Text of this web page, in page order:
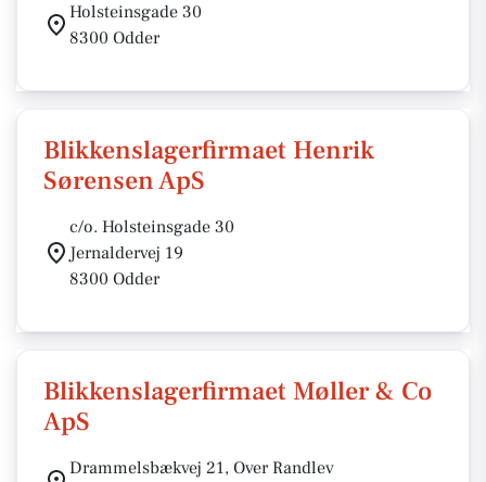
Holsteinsgade 30
8300 Odder
Blikkenslagerfirmaet Henrik
Sørensen ApS
c/o. Holsteinsgade 30
Jernaldervej 19
8300 Odder
Blikkenslagerfirmaet Møller & Co
ApS
Drammelsbækvej 21, Over Randlev